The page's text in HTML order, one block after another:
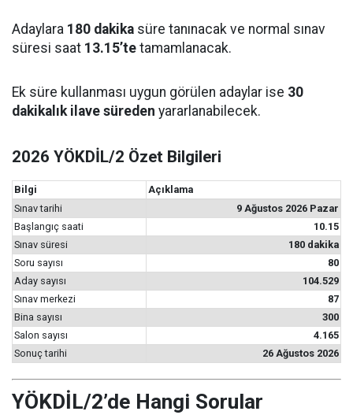
Adaylara 180 dakika süre tanınacak ve normal sınav
süresi saat 13.15’te tamamlanacak.
Ek süre kullanması uygun görülen adaylar ise 30
dakikalık ilave süreden yararlanabilecek.
2026 YÖKDİL/2 Özet Bilgileri
Bilgi
Açıklama
Sınav tarihi
9 Ağustos 2026 Pazar
Başlangıç saati
10.15
Sınav süresi
180 dakika
Soru sayısı
80
Aday sayısı
104.529
Sınav merkezi
87
Bina sayısı
300
Salon sayısı
4.165
Sonuç tarihi
26 Ağustos 2026
YÖKDİL/2’de Hangi Sorular